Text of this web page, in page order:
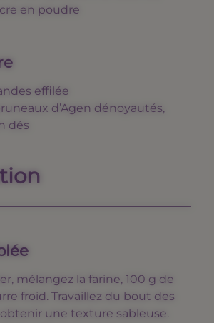
en poudre
effilée
d’Agen dénoyautés,
dés
mélangez la farine, 100 g de
froid. Travaillez du bout des
une texture sableuse.